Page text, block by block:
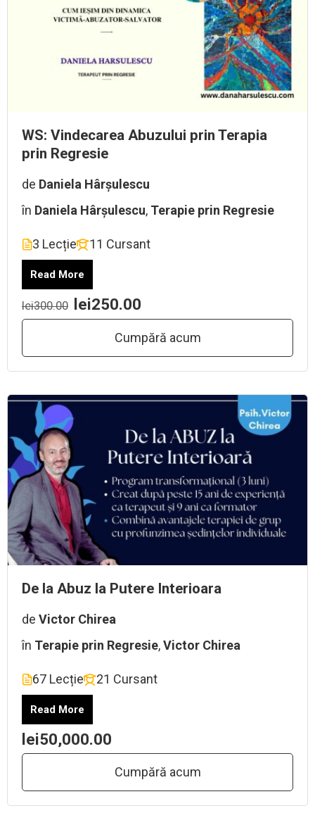
WS: Vindecarea Abuzului prin Terapia
prin Regresie
de Daniela Hârșulescu
în Daniela Hârșulescu, Terapie prin Regresie
3 Lecție 11 Cursant
Read More
lei300.00 lei250.00
Cumpără acum
De la Abuz la Putere Interioara
de Victor Chirea
în Terapie prin Regresie,Victor Chirea
67 Lecție 21 Cursant
Read More
lei50,000.00
Cumpără acum